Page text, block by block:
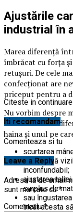
Ajustările
industrial în
Marea diferență
îmbrăcat cu forța
retușuri. De cele
confecționat are
priceput pentru a
Nu vorbim despre
subtile care fac
haina și unul pe
scurtarea
să rămână
inconfundabil;
ajustarea
surplus de
sau
încât acesta
Citeste in continuare
Iti recomandam
Comenteaza si tu
Leave a Reply
Adresa ta de email
sunt marcate cu*
Comentariu*